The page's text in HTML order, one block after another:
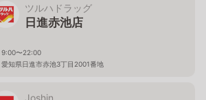
ツルハドラッグ
日進赤池店
9:00〜22:00
愛知県日進市赤池3丁目2001番地
Joshin